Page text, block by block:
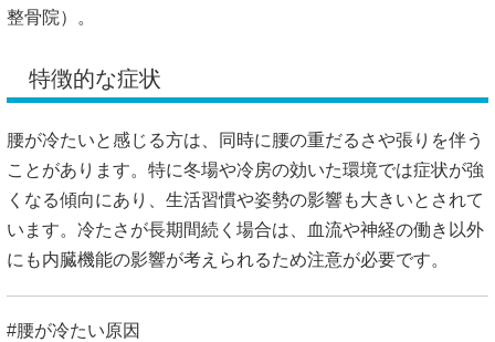
整骨院）。
特徴的な症状
腰が冷たいと感じる方は、同時に腰の重だるさや張りを伴う
ことがあります。特に冬場や冷房の効いた環境では症状が強
くなる傾向にあり、生活習慣や姿勢の影響も大きいとされて
います。冷たさが長期間続く場合は、血流や神経の働き以外
にも内臓機能の影響が考えられるため注意が必要です。
#腰が冷たい原因